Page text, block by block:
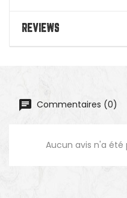
REVIEWS
Commentaires (0)
Aucun avis n'a